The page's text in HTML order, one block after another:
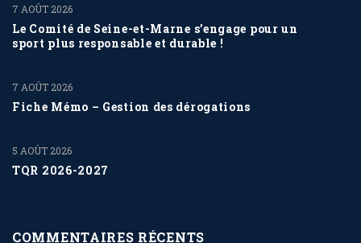
Le Comité de Seine-et-Marne s’engage pour un
sport plus responsable et durable !
7 AOÛT 2026
Fiche Mémo – Gestion des dérogations
7 AOÛT 2026
TQR 2026-2027
5 AOÛT 2026
COMMENTAIRES RÉCENTS